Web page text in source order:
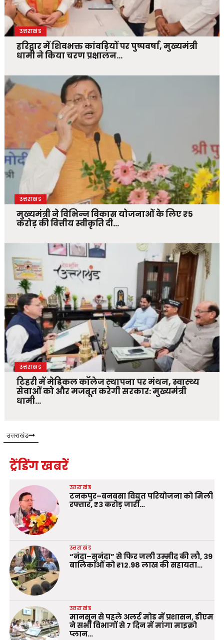
उत्तराखंड
हरिद्वार में शिवभक्त कांवड़ियों पर पुष्पवर्षा, मुख्यमंत्री
धामी ने किया चरण प्रक्षालन…
उत्तराखंड
मुख्यमंत्री ने विभिन्न विकास योजनाओं के लिए ₹5
करोड़ की वित्तीय स्वीकृति दी…
उत्तराखंड
टिहरी में मेडिकल कॉलेज स्थापना पर मंथन, स्वास्थ्य
सेवाओं को और मजबूत करेगी सरकार: मुख्यमंत्री
धामी…
उत्तराखंड
ट्रेंडिंग खबरें
उत्तराखंड
टनकपुर–बनबसा विद्युत परियोजना को मिली
रफ्तार, ₹3 करोड़ जारी…
उत्तराखंड
“नंदा–सुनंदा” से फिर जली उम्मीद की लौ, 39
बालिकाओं को ₹12.98 लाख की सहायता…
उत्तराखंड
मानसून से पहले अलर्ट मोड में प्रशासन, डीएम
ने सभी विभागों से 7 दिन में मांगा माइक्रो
प्लान…